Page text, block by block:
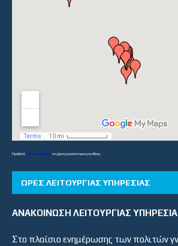
ΠροβολήΛύκεια και ΕΠΑΛσε χάρτη μεγαλύτερου μεγέθους
ΏΡΕΣ ΛΕΙΤΟΥΡΓΊΑΣ ΥΠΗΡΕΣΊΑΣ
ΑΝΑΚΟΙΝΩΣΗ ΛΕΙΤΟΥΡΓΙΑΣ
Στο πλαίσιο ενημέρωσης των πολιτών